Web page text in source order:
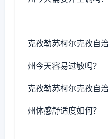
克孜勒苏柯尔克孜自治
州今天容易过敏吗？
克孜勒苏柯尔克孜自治
州体感舒适度如何？